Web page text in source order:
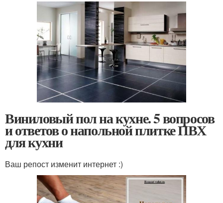
Виниловый пол на кухне. 5 вопросов
и ответов о напольной плитке ПВХ
для кухни
Ваш репост изменит интернет :)